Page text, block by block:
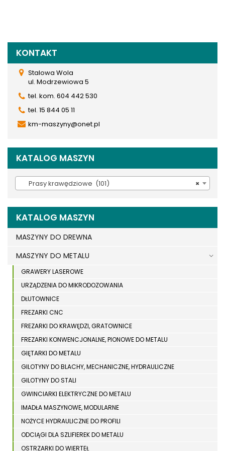
KONTAKT
Stalowa Wola
ul. Modrzewiowa 5
tel. kom. 604 442 530
tel. 15 844 05 11
km-maszyny@onet.pl
KATALOG MASZYN
×
Prasy krawędziowe (101)
KATALOG MASZYN
MASZYNY DO DREWNA
MASZYNY DO METALU
GRAWERY LASEROWE
URZĄDZENIA DO MIKRODOZOWANIA
DŁUTOWNICE
FREZARKI CNC
FREZARKI DO KRAWĘDZI, GRATOWNICE
FREZARKI KONWENCJONALNE, PIONOWE DO METALU
GIĘTARKI DO METALU
GILOTYNY DO BLACHY, MECHANICZNE, HYDRAULICZNE
GILOTYNY DO STALI
GWINCIARKI ELEKTRYCZNE DO METALU
IMADŁA MASZYNOWE, MODULARNE
NOŻYCE HYDRAULICZNE DO PROFILI
ODCIĄGI DLA SZLIFIEREK DO METALU
OSTRZARKI DO WIERTEŁ